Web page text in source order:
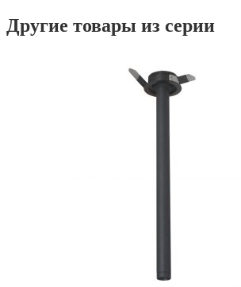
Другие товары из серии